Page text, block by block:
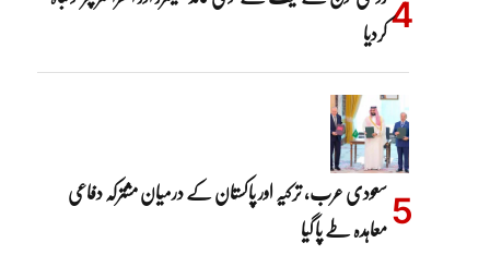
کردیا
سعودی عرب، ترکیہ اور پاکستان کے درمیان مشترکہ دفاعی
معاہدہ طے پا گیا